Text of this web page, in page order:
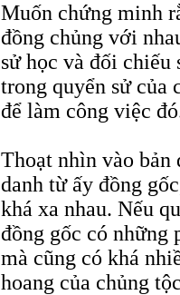
Muốn chứng minh
đồng chủng với
sử học và đối
trong quyển sử của
để làm công việc
Thoạt nhìn vào
danh từ ấy đồng
khá xa nhau. Nếu
đồng gốc có những
mà cũng có khá
hoang của chủng